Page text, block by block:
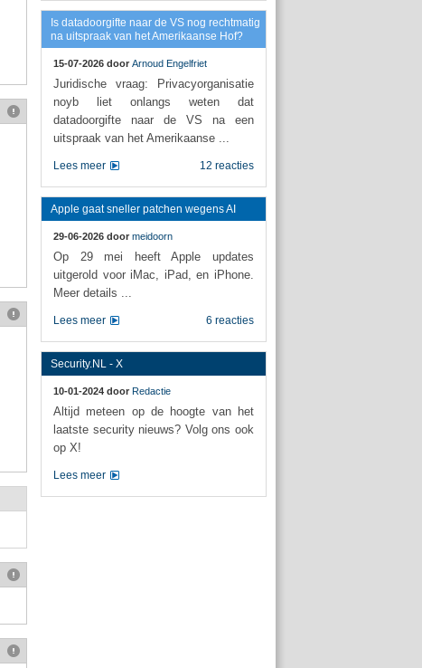
Is datadoorgifte naar de VS nog rechtmatig
na uitspraak van het Amerikaanse Hof?
15-07-2026 door Arnoud Engelfriet
Juridische vraag: Privacyorganisatie
noyb liet onlangs weten dat
datadoorgifte naar de VS na een
uitspraak van het Amerikaanse ...
12 reacties
Lees meer
Apple gaat sneller patchen wegens AI
29-06-2026 door meidoorn
Op 29 mei heeft Apple updates
uitgerold voor iMac, iPad, en iPhone.
Meer details ...
6 reacties
Lees meer
Security.NL - X
10-01-2024 door Redactie
Altijd meteen op de hoogte van het
laatste security nieuws? Volg ons ook
op X!
Lees meer